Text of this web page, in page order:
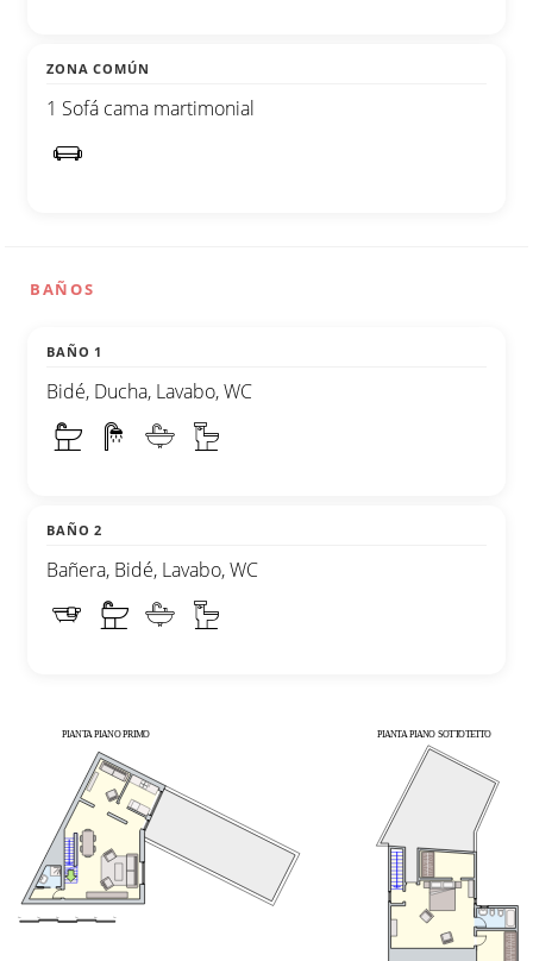
ZONA COMÚN
1 Sofá cama martimonial
BAÑOS
BAÑO 1
Bidé, Ducha, Lavabo, WC
BAÑO 2
Bañera, Bidé, Lavabo, WC